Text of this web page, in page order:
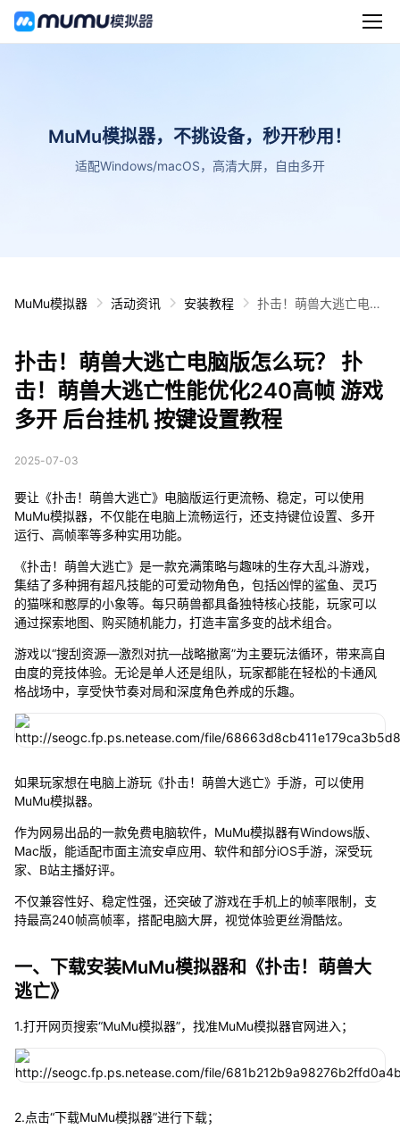
MuMu模拟器，不挑设备，秒开秒用！
适配Windows/macOS，高清大屏，自由多开
MuMu模拟器 活动资讯 安装教程
扑击！萌兽大逃亡电脑
帧 游戏多开 后台挂机
按键设置教程
扑击！萌兽大逃亡电脑版怎么玩？ 扑
击！萌兽大逃亡性能优化240高帧 游戏
多开 后台挂机 按键设置教程
2025-07-03
要让《扑击！萌兽大逃亡》电脑版运行更流畅、稳定，可以使用
MuMu模拟器，不仅能在电脑上流畅运行，还支持键位设置、多开
运行、高帧率等多种实用功能。
《扑击！萌兽大逃亡》是一款充满策略与趣味的生存大乱斗游戏，
集结了多种拥有超凡技能的可爱动物角色，包括凶悍的鲨鱼、灵巧
的猫咪和憨厚的小象等。每只萌兽都具备独特核心技能，玩家可以
通过探索地图、购买随机能力，打造丰富多变的战术组合。
游戏以“搜刮资源—激烈对抗—战略撤离”为主要玩法循环，带来高自
由度的竞技体验。无论是单人还是组队，玩家都能在轻松的卡通风
格战场中，享受快节奏对局和深度角色养成的乐趣。
如果玩家想在电脑上游玩《扑击！萌兽大逃亡》手游，可以使用
MuMu模拟器。
作为网易出品的一款免费电脑软件，MuMu模拟器有Windows版、
Mac版，能适配市面主流安卓应用、软件和部分iOS手游，深受玩
家、B站主播好评。
不仅兼容性好、稳定性强，还突破了游戏在手机上的帧率限制，支
持最高240帧高帧率，搭配电脑大屏，视觉体验更丝滑酷炫。
一、下载安装MuMu模拟器和《扑击！萌兽大
逃亡》
1.打开网页搜索“MuMu模拟器”，找准MuMu模拟器官网进入；
2.点击“下载MuMu模拟器”进行下载；